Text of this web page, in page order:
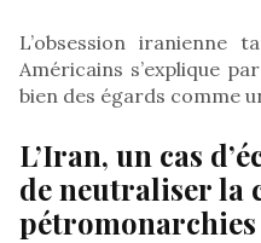
L’obsession iranienne
Américains s’explique
bien des égards comme
L’Iran, un cas
de neutraliser la
pétromonarchies